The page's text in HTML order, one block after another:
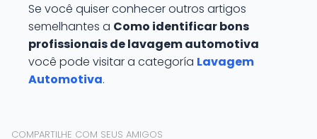
Se você quiser conhecer outros artigos
semelhantes a Como identificar bons
profissionais de lavagem automotiva
você pode visitar a categoría Lavagem
Automotiva.
COMPARTILHE COM SEUS AMIGOS